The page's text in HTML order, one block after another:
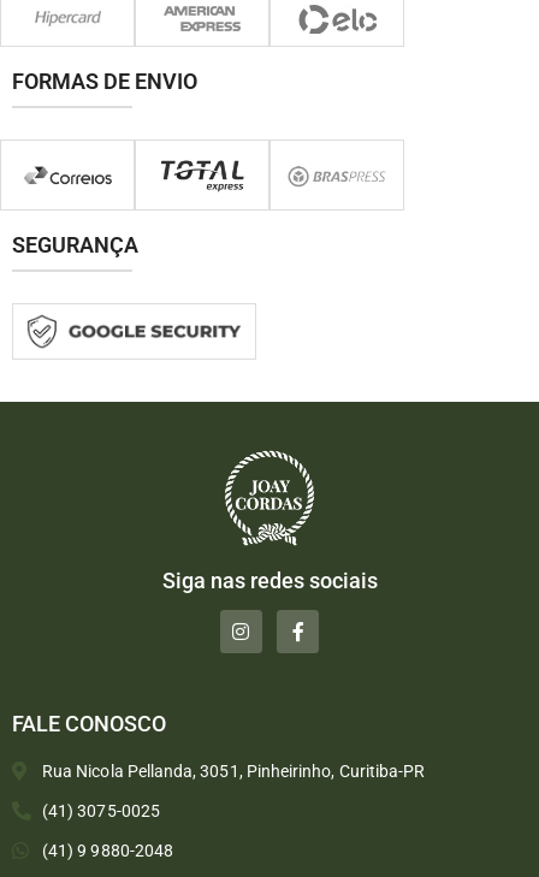
FORMAS DE ENVIO
SEGURANÇA
Siga nas redes sociais
FALE CONOSCO
Rua Nicola Pellanda, 3051, Pinheirinho, Curitiba-PR
(41) 3075-0025
(41) 9 9880-2048